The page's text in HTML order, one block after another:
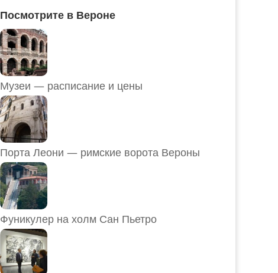
Посмотрите в Вероне
Музеи — расписание и цены
Порта Леони — римские ворота Вероны
Фуникулер на холм Сан Пьетро